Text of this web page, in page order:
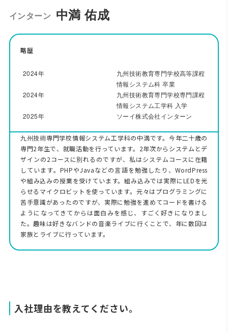
インターン 中満 佑成
略歴
2024年
九州技術教育専門学校高等課程
情報システム科 卒業
2024年
九州技術教育専門学校専門課程
情報システム工学科 入学
2025年
ソーイ株式会社インターン
九州技術専門学校情報システム工学科の中満です。今年二十歳の
専門2年生で、就職活動を行っています。2年次からシステムとデ
ザインの2コースに別れるのですが、私はシステムコースに在籍
しています。PHPやJavaなどの言語を勉強したり、WordPress
や組み込みの授業を受けています。組み込みでは実際にLEDを光
らせるマイクロビットを使っています。元々はプログラミングに
苦手意識があったのですが、実際に勉強を進めてコードを書ける
ようになってきてからは面白みを感じ、すごく好きになりまし
た。趣味は好きなバンドの音楽ライブに行くことで、年に数回は
家族とライブに行っています。
入社理由を教えてください。